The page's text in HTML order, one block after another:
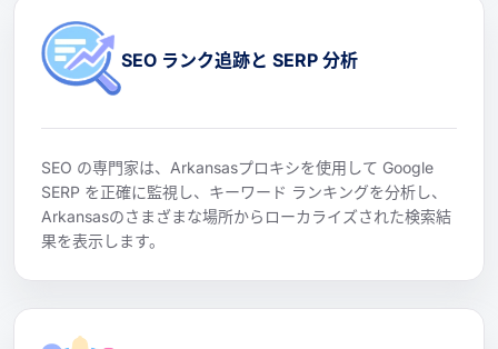
SEO ランク追跡と SERP 分析
SEO の専門家は、Arkansasプロキシを使用して Google
SERP を正確に監視し、キーワード ランキングを分析し、
Arkansasのさまざまな場所からローカライズされた検索結
果を表示します。